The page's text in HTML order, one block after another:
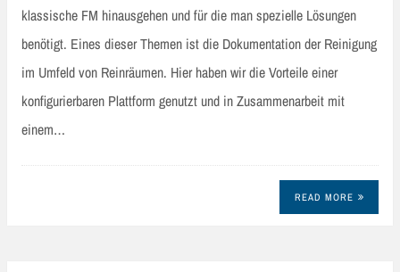
klassische FM hinausgehen und für die man spezielle Lösungen
benötigt. Eines dieser Themen ist die Dokumentation der Reinigung
im Umfeld von Reinräumen. Hier haben wir die Vorteile einer
konfigurierbaren Plattform genutzt und in Zusammenarbeit mit
einem…
READ MORE